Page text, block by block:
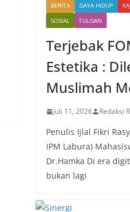
BERITA GAYA HIDUP
SOSIAL
TULISAN
Terjebak
Estetika :
Muslimah
Juli 11, 2026 Redaksi
Penulis Ijlal Fikri
IPM Labura)
Dr.Hamka Di era
bukan lagi